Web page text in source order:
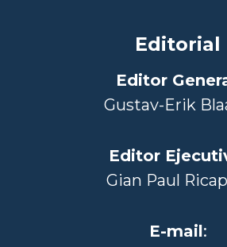
Editorial
Editor
Gustav-Erik
Editor
Gian Paul
E-mail: